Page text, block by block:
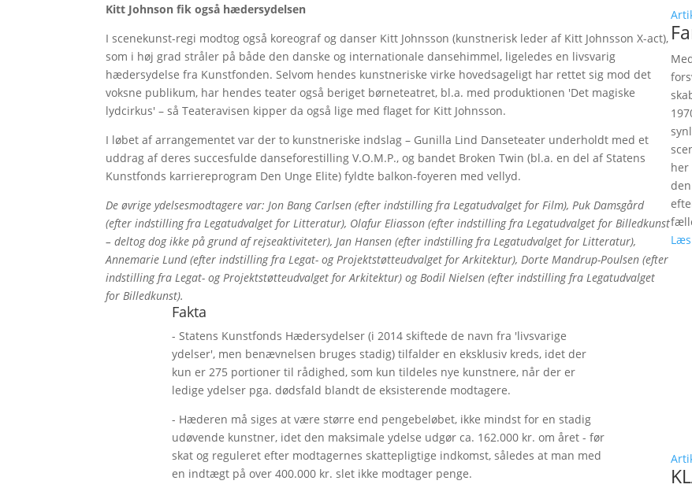
Kitt Johnson fik også hædersydelsen
I scenekunst-regi modtog også koreograf og danser Kitt Johnsson (kunstnerisk leder af Kitt Johnsson X-act),
som i høj grad stråler på både den danske og internationale dansehimmel, ligeledes en livsvarig
hædersydelse fra Kunstfonden. Selvom hendes kunstneriske virke hovedsageligt har rettet sig mod det
voksne publikum, har hendes teater også beriget børneteatret, bl.a. med produktionen 'Det magiske
lydcirkus' – så Teateravisen kipper da også lige med flaget for Kitt Johnsson.
I løbet af arrangementet var der to kunstneriske indslag – Gunilla Lind Danseteater underholdt med et
uddrag af deres succesfulde danseforestilling V.O.M.P., og bandet Broken Twin (bl.a. en del af Statens
Kunstfonds karriereprogram Den Unge Elite) fyldte balkon-foyeren med vellyd.
De øvrige ydelsesmodtagere var: Jon Bang Carlsen (efter indstilling fra Legatudvalget for Film), Puk Damsgård
(efter indstilling fra Legatudvalget for Litteratur), Olafur Eliasson (efter indstilling fra Legatudvalget for Billedkunst
– deltog dog ikke på grund af rejseaktiviteter), Jan Hansen (efter indstilling fra Legatudvalget for Litteratur),
Annemarie Lund (efter indstilling fra Legat- og Projektstøtteudvalget for Arkitektur), Dorte Mandrup-Poulsen (efter
indstilling fra Legat- og Projektstøtteudvalget for Arkitektur) og Bodil Nielsen (efter indstilling fra Legatudvalget
for Billedkunst).
Fakta
- Statens Kunstfonds Hædersydelser (i 2014 skiftede de navn fra 'livsvarige
ydelser', men benævnelsen bruges stadig) tilfalder en eksklusiv kreds, idet der
kun er 275 portioner til rådighed, som kun tildeles nye kunstnere, når der er
ledige ydelser pga. dødsfald blandt de eksisterende modtagere.
- Hæderen må siges at være større end pengebeløbet, ikke mindst for en stadig
udøvende kunstner, idet den maksimale ydelse udgør ca. 162.000 kr. om året - før
skat og reguleret efter modtagernes skattepligtige indkomst, således at man med
en indtægt på over 400.000 kr. slet ikke modtager penge.
her